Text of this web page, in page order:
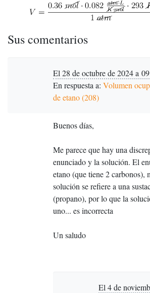
Sus comentarios
El 28 de octubre de 2024 a
En respuesta a: Volumen
de etano (208)
Buenos días,
Me parece que hay una
enunciado y la solución. El
etano (que tiene 2 carbonos),
solución se refiere a una
(propano), por lo que la
uno... es incorrecta
Un saludo
El 4 de